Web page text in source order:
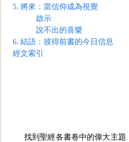
5. 將來：當信仰成為視覺
啟示
說不出的喜樂
6. 結語：彼得前書的今日信息
經文索引
找到聖經各書卷中的偉大主